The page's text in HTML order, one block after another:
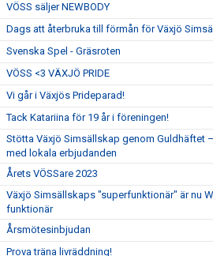
VÖSS säljer NEWBODY
Dags att återbruka till förmån för Växjö
Svenska Spel - Gräsroten
VÖSS <3 VÄXJÖ PRIDE
Vi går i Växjös Prideparad!
Tack Katariina för 19 år i föreningen!
Stötta Växjö Simsällskap genom Guldhäftet
med lokala erbjudanden
Årets VÖSSare 2023
Växjö Simsällskaps "superfunktionär" är nu
funktionär
Årsmötesinbjudan
Prova träna livräddning!